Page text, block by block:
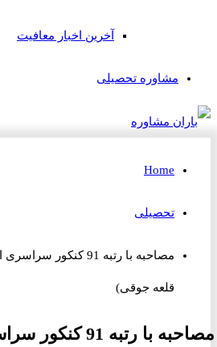
آخرین اخبار معافیت
مشاوره تحصیلی
Home
تحصیلی
قلعه جوقی)